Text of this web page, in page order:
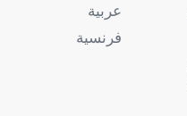
عربية
فرنسية